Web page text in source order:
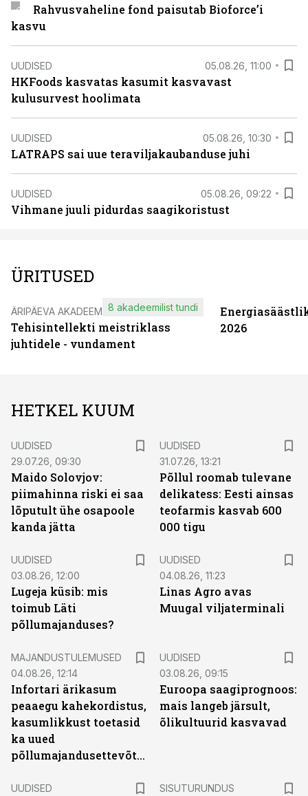
Rahvusvaheline fond paisutab Bioforce’i
kasvu
UUDISED 05.08.26, 11:00
HKFoods kasvatas kasumit kasvavast
kulusurvest hoolimata
UUDISED 05.08.26, 10:30
LATRAPS sai uue teraviljakaubanduse juhi
UUDISED 05.08.26, 09:22
Vihmane juuli pidurdas saagikoristust
ÜRITUSED
ÄRIPÄEVA AKADEEMIA
Tehisintellekti meistriklass
juhtidele - vundament
8 akadeemilist tundi
2026
HETKEL KUUM
UUDISED
29.07.26, 09:30
Maido Solovjov:
piimahinna riski ei saa
lõputult ühe osapoole
kanda jätta
UUDISED
31.07.26, 13:21
Põllul roomab tulevane
delikatess: Eesti ainsas
teofarmis kasvab 600
000 tigu
UUDISED
03.08.26, 12:00
Lugeja küsib: mis
toimub Läti
põllumajanduses?
UUDISED
04.08.26, 11:23
Linas Agro avas
Muugal viljaterminali
MAJANDUSTULEMUSED
04.08.26, 12:14
Infortari ärikasum
peaaegu kahekordistus,
kasumlikkust toetasid
ka uued
põllumajandusettevõtted
UUDISED
03.08.26, 09:15
Euroopa saagiprognoos:
mais langeb järsult,
õlikultuurid kasvavad
UUDISED
SISUTURUNDUS